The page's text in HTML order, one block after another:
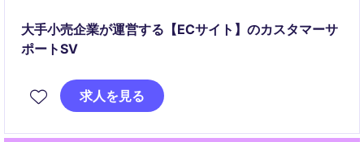
大手小売企業が運営する【ECサイト】のカスタマーサ
ポートSV
求人を見る